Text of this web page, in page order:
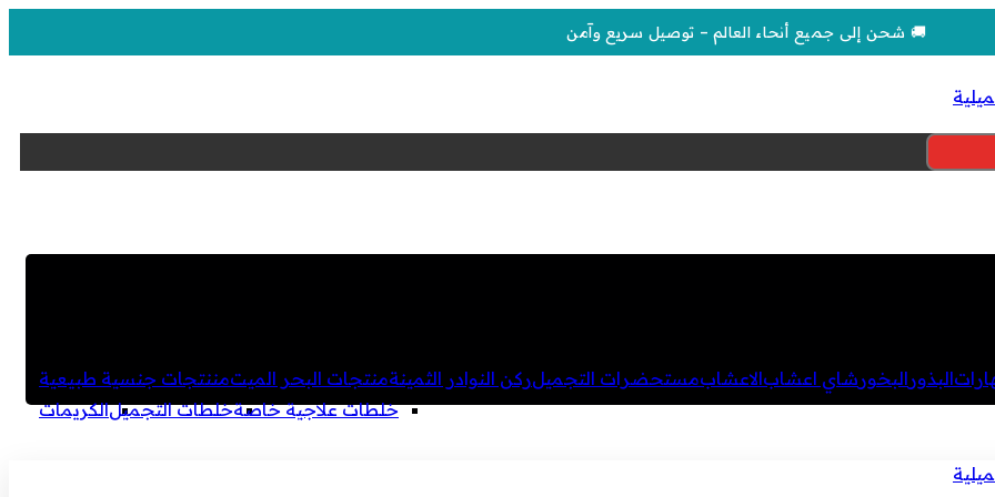
🚚 شحن إلى جميع أنحاء العالم – توصيل سريع وآمن
مننتجات جنسية طبيعيةمنتجات البحر الميتركن النوادر الثمينةمستحضرات التجميلالاعشابشاي اعشاب البخور البذور
الكريماتخلطات التجميلخلطات علاجية خاصة